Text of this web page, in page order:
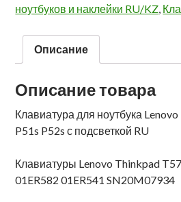
ноутбуков и наклейки RU/KZ,
Описание
Описание товара
Клавиатура для ноутбука
P51s P52s с подсветкой RU
Клавиатуры Lenovo Thinkpad
01ER582 01ER541 SN20M07934